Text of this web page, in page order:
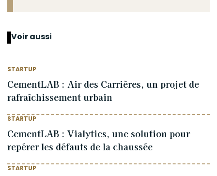
Voir aussi
STARTUP
CementLAB : Air des Carrières, un projet de
rafraîchissement urbain
STARTUP
CementLAB : Vialytics, une solution pour
repérer les défauts de la chaussée
STARTUP